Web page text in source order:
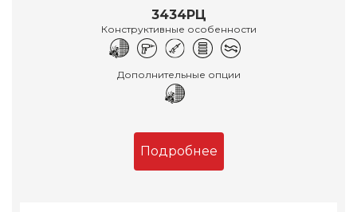
3434РЦ
Конструктивные особенности
Дополнительные опции
Подробнее